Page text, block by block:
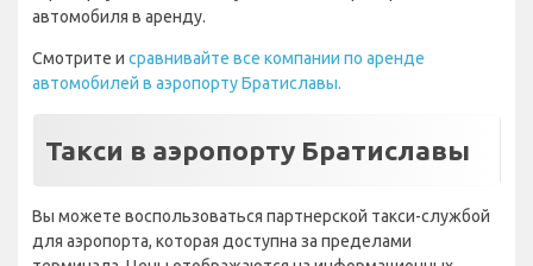
автомобиля в аренду.
Смотрите и сравнивайте все компании по аренде
автомобилей в аэропорту Братиславы.
Такси в аэропорту Братиславы
Вы можете воспользоваться партнерской такси-службой
для аэропорта, которая доступна за пределами